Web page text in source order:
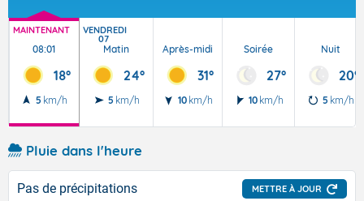
MAINTENANT
08:01
18°
5 km/h
VENDREDI
07
Matin
24°
5 km/h
Après-midi
31°
10 km/h
Soirée
27°
10 km/h
Nuit
20°
5 km/h
Pluie dans l'heure
Pas de précipitations METTRE À JOUR